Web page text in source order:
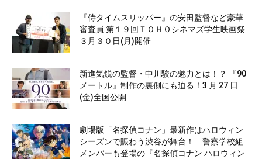
『侍タイムスリッパー』の安田監督など豪華
審査員 第１９回ＴＯＨＯシネマズ学生映画祭
３月３０日(月)開催
新進気鋭の監督・中川駿の魅力とは！？ 『90
メートル』制作の裏側にも迫る！3 月 27 日
(金)全国公開
劇場版「名探偵コナン」最新作はハロウィン
シーズンで賑わう渋谷が舞台！ 警察学校組
メンバーも登場の『名探偵コナン ハロウィン